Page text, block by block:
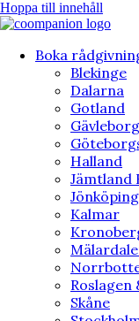
Hoppa till innehåll
Boka
Blekinge
Dalarna
Gotland
Gävleborg
Halland
Jämtland
Jönköping
Kalmar
Skåne